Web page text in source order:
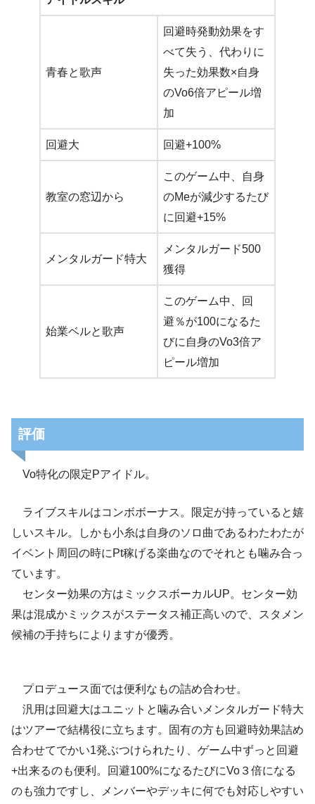
青春と歌声
回避時発動効果をす
べて失う、代わりに
失った効果数×自身
のVo6倍アピール増
加
回避大 回避+100%
教室の窓辺から
このゲーム中、自身
のMeが減少するたび
に回避+15%
メンタルガード特大
メンタルガード500
獲得
始業ベルと歌声
このゲーム中、回
避％が100になるた
びに自身のVo3倍ア
ピール増加
評価
Vo特化の限定Pアイドル。
ライブスキルはコンボボーナス。限定が持っていると嬉
しいスキル。しかも小糸は自身のソロ曲であるわたわたが
イベント周回の時にPt稼げる楽曲なのでそれとも噛み合っ
ています。
センター効果の方はミックスボーカルUP。センター効
果は混成かミックスがステータス補正高いので、スタメン
候補の手持ちによりますが優秀。
プロデュース面では便利なもの詰め合わせ。
汎用は回避大はユニットと噛み合いメンタルガード特大
はツアーで結構役に立ちます。固有の方も回避時効果詰め
合わせてでかい1発ぶつけられたり、ゲーム中ずっと回避
+出来るのも便利。回避100%になるたびにVo３倍になる
のも強力ですし、メンバーやデッキに何でも対応しやすい